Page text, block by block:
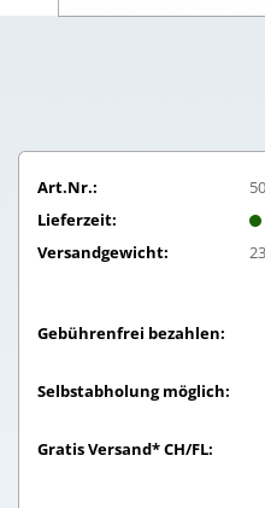
Art.Nr.:
Lieferzeit:
Versandgewicht:
23
Gebührenfrei bezahlen:
Selbstabholung möglich:
Gratis Versand* CH/FL: